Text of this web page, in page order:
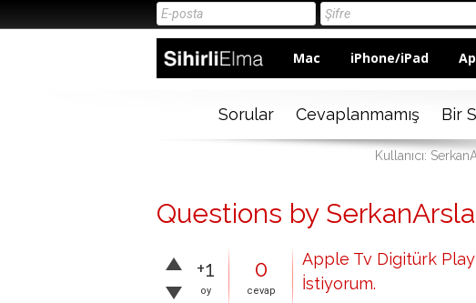
Mac iPhone/iPad
Sorular Cevaplanmamış Bir
Kullanıcı:
Questions by
+1
oy
0
cevap
Apple Tv Digitürk
İstiyorum.